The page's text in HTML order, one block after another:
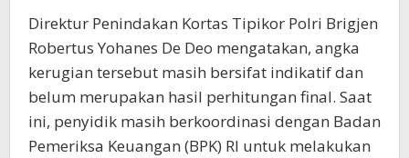
Direktur Penindakan Kortas Tipikor Polri Brigjen
Robertus Yohanes De Deo mengatakan, angka
kerugian tersebut masih bersifat indikatif dan
belum merupakan hasil perhitungan final. Saat
ini, penyidik masih berkoordinasi dengan Badan
Pemeriksa Keuangan (BPK) RI untuk melakukan